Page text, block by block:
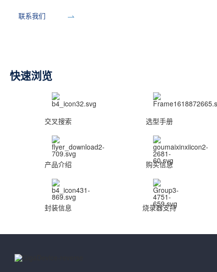
联系我们
快速浏览
交叉搜索 选型手册
产品介绍 购买信息
封装信息 烧录器支持